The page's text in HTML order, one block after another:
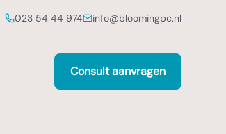
023 54 44 974 info@bloomingpc.nl
Consult aanvragen